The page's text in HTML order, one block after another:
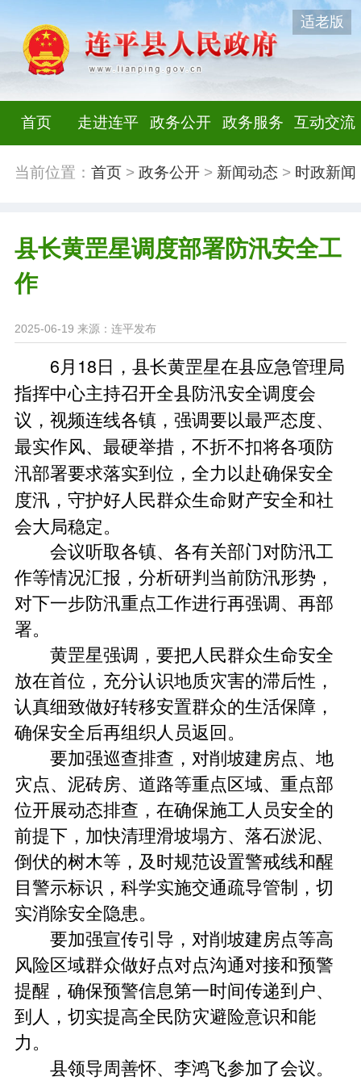
适老版
首页 走进连平 政务公开 政务服务 互动交流
当前位置： 首页> 政务公开> 新闻动态 > 时政新闻
县长黄罡星调度部署防汛安全工
作
2025-06-19 来源：连平发布
6月18日，县长黄罡星在县应急管理局
指挥中心主持召开全县防汛安全调度会
议，视频连线各镇，强调要以最严态度、
最实作风、最硬举措，不折不扣将各项防
汛部署要求落实到位，全力以赴确保安全
度汛，守护好人民群众生命财产安全和社
会大局稳定。
会议听取各镇、各有关部门对防汛工
作等情况汇报，分析研判当前防汛形势，
对下一步防汛重点工作进行再强调、再部
署。
黄罡星强调，要把人民群众生命安全
放在首位，充分认识地质灾害的滞后性，
认真细致做好转移安置群众的生活保障，
确保安全后再组织人员返回。
要加强巡查排查，对削坡建房点、地
灾点、泥砖房、道路等重点区域、重点部
位开展动态排查，在确保施工人员安全的
前提下，加快清理滑坡塌方、落石淤泥、
倒伏的树木等，及时规范设置警戒线和醒
目警示标识，科学实施交通疏导管制，切
实消除安全隐患。
要加强宣传引导，对削坡建房点等高
风险区域群众做好点对点沟通对接和预警
提醒，确保预警信息第一时间传递到户、
到人，切实提高全民防灾避险意识和能
力。
县领导周善怀、李鸿飞参加了会议。